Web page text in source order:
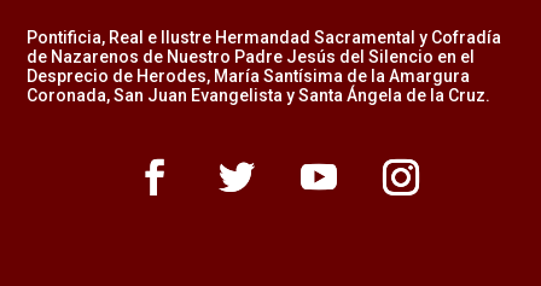
Pontificia, Real e Ilustre Hermandad Sacramental y Cofradía
de Nazarenos de Nuestro Padre Jesús del Silencio en el
Desprecio de Herodes, María Santísima de la Amargura
Coronada, San Juan Evangelista y Santa Ángela de la Cruz.